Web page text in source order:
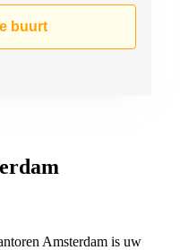
buurt
Amsterdam is uw